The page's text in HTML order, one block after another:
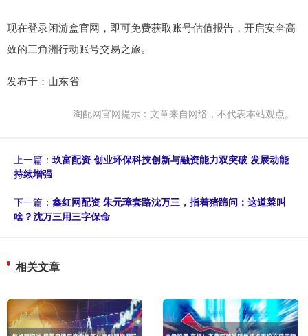
现在登录闲游盒官网，即可免费获取账号估值报告，开启安全高
效的三角洲行动账号交易之旅。
发布于：山东省
淘配网官网提示：文章来自网络，不代表本站观点。
上一篇： 玖富配资 创业环保科技创新与融资能力双突破 发展动能
持续增强
下一篇： 鑫红网配资 朱元璋套路沈万三，指着猪蹄问：这道菜叫
啥？沈万三用三字保命
相关文章